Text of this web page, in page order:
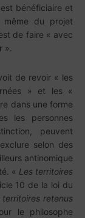
bénéficiaire et
même du projet
de faire « avec
».
de revoir « les
» et les «
dans une forme
les personnes
peuvent
selon des
antinomique
« Les territoires
10 de la loi du
territoires retenus
le philosophe